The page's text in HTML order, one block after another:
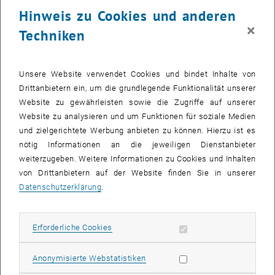
Workshop über Quantencomputing-Anwendungen in der
Workshop brachte Wissenschaftler und Ingenieure aller
von Start-ups zusammen, um die Fortschritte auf dem
aufstrebenden und schnell wachsenden Gebiet des
Quantencomputings zu präsentieren.
Weitere Informationen über die Konferenz finden Sie auf derDTU-
Konferenz-Website, öffnet eine externe URL in einem neuen Fenster
Hinweis zu Cookies und anderen
Techniken
×
Unsere Website verwendet Cookies und bindet Inhalte von
Drittanbietern ein, um die grundlegende Funktionalität unserer
Website zu gewährleisten sowie die Zugriffe auf unserer
Website zu analysieren und um Funktionen für soziale Medien
und zielgerichtete Werbung anbieten zu können. Hierzu ist es
nötig Informationen an die jeweiligen Dienstanbieter
weiterzugeben. Weitere Informationen zu Cookies und Inhalten
von Drittanbietern auf der Website finden Sie in unserer
Datenschutzerklärung
Erforderliche Cookies Erforderliche Cookies zulassen
Anonymisierte WebstatistikenStatistik Cookies zulassen